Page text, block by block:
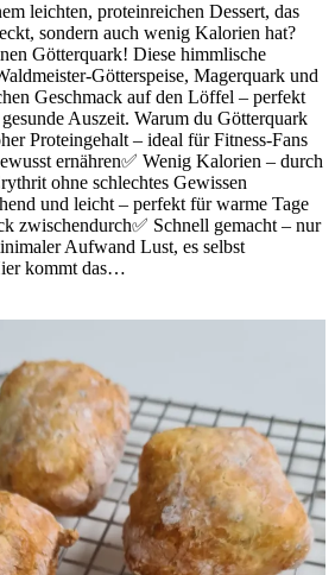
leichten, proteinreichen Dessert, das
sondern auch wenig Kalorien hat?
Götterquark! Diese himmlische
Götterspeise, Magerquark und
Geschmack auf den Löffel – perfekt
Auszeit. Warum du Götterquark
Proteingehalt – ideal für Fitness-Fans
ernähren✅ Wenig Kalorien – durch
ohne schlechtes Gewissen
und leicht – perfekt für warme Tage
zwischendurch✅ Schnell gemacht – nur
Aufwand Lust, es selbst
kommt das…